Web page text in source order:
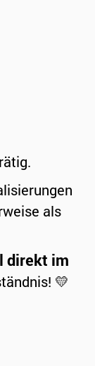
als
direkt im
💛